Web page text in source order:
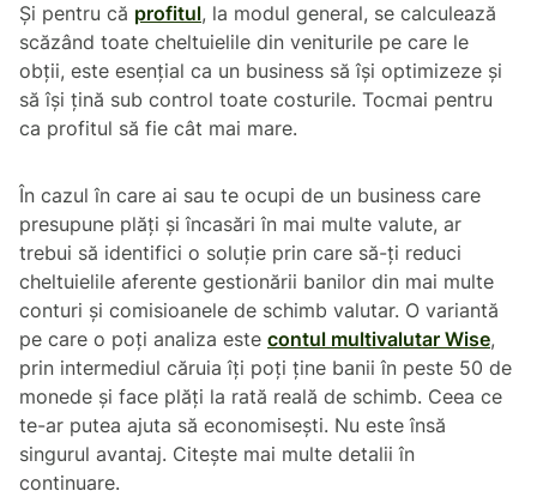
Și pentru că profitul, la modul general, se calculează
scăzând toate cheltuielile din veniturile pe care le
obții, este esențial ca un business să își optimizeze și
să își țină sub control toate costurile. Tocmai pentru
ca profitul să fie cât mai mare.
În cazul în care ai sau te ocupi de un business care
presupune plăți și încasări în mai multe valute, ar
trebui să identifici o soluție prin care să-ți reduci
cheltuielile aferente gestionării banilor din mai multe
conturi și comisioanele de schimb valutar. O variantă
pe care o poți analiza este contul multivalutar Wise,
prin intermediul căruia îți poți ține banii în peste 50 de
monede și face plăți la rată reală de schimb. Ceea ce
te-ar putea ajuta să economisești. Nu este însă
singurul avantaj. Citește mai multe detalii în
continuare.